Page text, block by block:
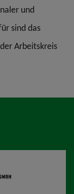
und
sind das
Arbeitskreis